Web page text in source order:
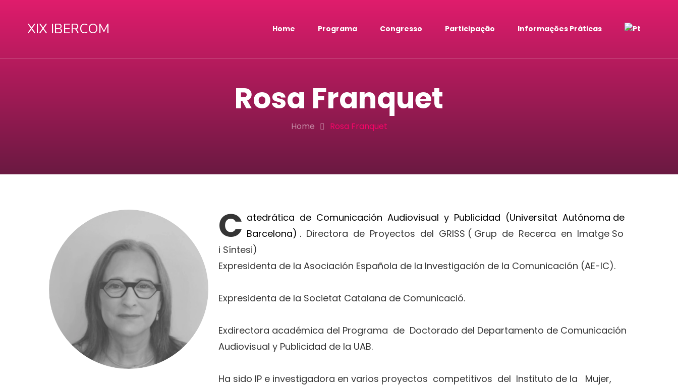
XIX IBERCOM Home Programa Congresso Participação Informações Práticas
Rosa Franquet
Home Rosa Franquet
C atedrática de Comunicación Audiovisual y Publicidad (Universitat Autónoma de
Barcelona) . Directora de Proyectos del GRISS ( Grup de Recerca en Imatge So
i Síntesi)
Expresidenta de la Asociación Española de la Investigación de la Comunicación (AE-IC).
Expresidenta de la Societat Catalana de Comunicació.
Exdirectora académica del Programa de Doctorado del Departamento de Comunicación
Audiovisual y Publicidad de la UAB.
Ha sido IP e investigadora en varios proyectos competitivos del Instituto de la Mujer,